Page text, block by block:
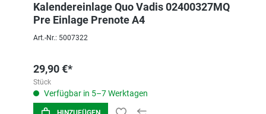
Kalendereinlage Quo Vadis 02400327MQ
Pre Einlage Prenote A4
Art.-Nr.: 5007322
29,90 €*
Stück
Verfügbar in 5–7 Werktagen